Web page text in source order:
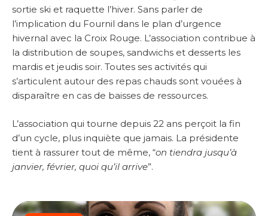
sortie ski et raquette l’hiver. Sans parler de
l’implication du Fournil dans le plan d’urgence
hivernal avec la Croix Rouge. L’association contribue à
la distribution de soupes, sandwichs et desserts les
mardis et jeudis soir. Toutes ses activités qui
s’articulent autour des repas chauds sont vouées à
disparaître en cas de baisses de ressources.
L’association qui tourne depuis 22 ans perçoit la fin
d’un cycle, plus inquiète que jamais. La présidente
tient à rassurer tout de même, “on tiendra jusqu’à
janvier, février, quoi qu’il arrive”.